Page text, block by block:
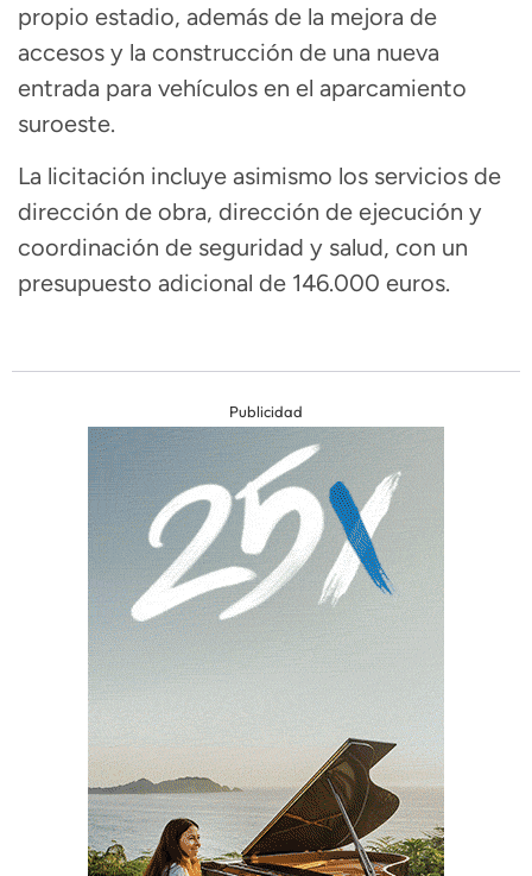
propio estadio, además de la mejora de
accesos y la construcción de una nueva
entrada para vehículos en el aparcamiento
suroeste.
La licitación incluye asimismo los servicios de
dirección de obra, dirección de ejecución y
coordinación de seguridad y salud, con un
presupuesto adicional de 146.000 euros.
Publicidad